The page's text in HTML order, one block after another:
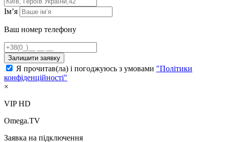
Ім’я
Ваш номер телефону
Залишити заявку
Я прочитав(ла) і погоджуюсь з умовами "Політики
конфіденційності"
×
VIP HD
Omega.TV
Заявка на підключення